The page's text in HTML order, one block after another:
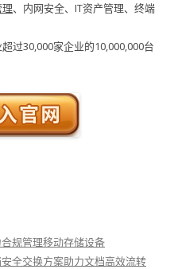
理、内网安全、IT资产管理、终端
过30,000家企业的10,000,000台
规管理移动存储设备
全交换方案助力文档高效流转